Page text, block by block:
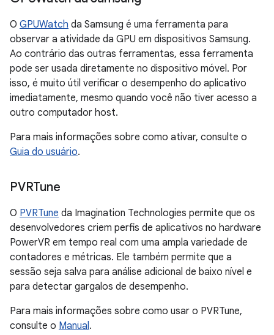
O GPUWatch da Samsung é uma ferramenta para
observar a atividade da GPU em dispositivos Samsung.
Ao contrário das outras ferramentas, essa ferramenta
pode ser usada diretamente no dispositivo móvel. Por
isso, é muito útil verificar o desempenho do aplicativo
imediatamente, mesmo quando você não tiver acesso a
outro computador host.
Para mais informações sobre como ativar, consulte o
Guia do usuário.
PVRTune
O PVRTune da Imagination Technologies permite que os
desenvolvedores criem perfis de aplicativos no hardware
PowerVR em tempo real com uma ampla variedade de
contadores e métricas. Ele também permite que a
sessão seja salva para análise adicional de baixo nível e
para detectar gargalos de desempenho.
Para mais informações sobre como usar o PVRTune,
consulte o Manual.